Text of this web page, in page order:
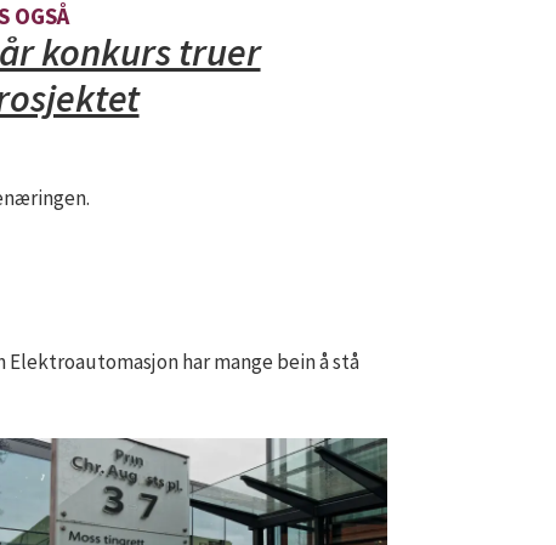
OGSÅ
konkurs truer
har mange bein å stå